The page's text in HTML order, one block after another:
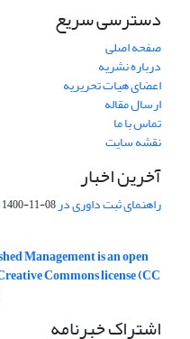
دسترسی سریع
صفحه اصلی
درباره نشریه
اعضای هیات تحریریه
ارسال مقاله
تماس با ما
نقشه سایت
آخرین اخبار
راهنمای ثبت داوری در Publons1400-11-08
Management is an open
Commons license (CC
اشتراک خبرنامه